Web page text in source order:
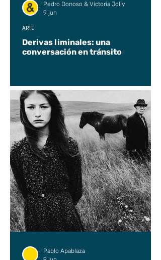
Derivas liminales: una
conversación en tránsito
ARTE
Pedro Donoso & Victoria Jolly
9 jun
Pablo Apablaza